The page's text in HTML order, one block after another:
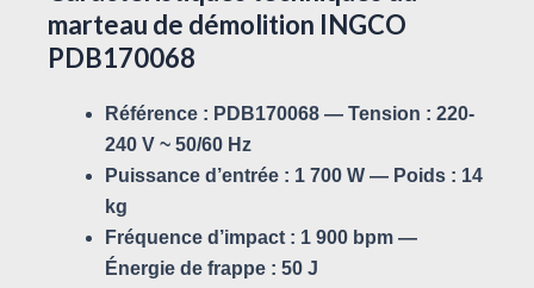
marteau de démolition INGCO
PDB170068
Référence : PDB170068 — Tension : 220-
240 V ~ 50/60 Hz
Puissance d’entrée : 1 700 W — Poids : 14
kg
Fréquence d’impact : 1 900 bpm —
Énergie de frappe : 50 J